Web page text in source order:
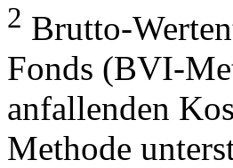
2 Brutto-
Fonds (BVI-
anfallenden
Methode